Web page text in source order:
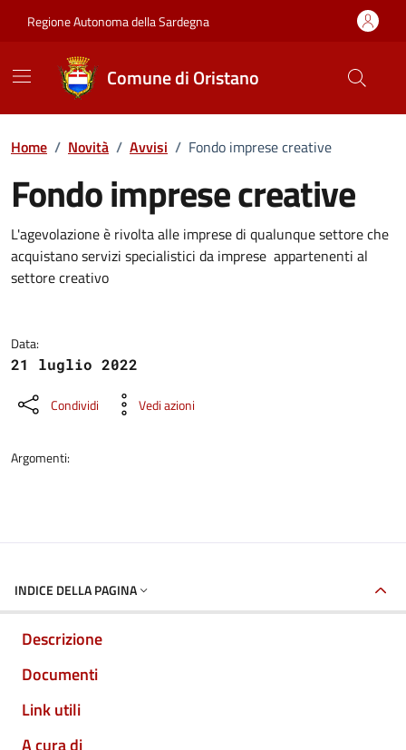
Regione Autonoma della Sardegna
Comune di Oristano
Home / Novità / Avvisi / Fondo imprese creative
Fondo imprese creative
Dettagli della notizia
L'agevolazione è rivolta alle imprese di qualunque settore che
acquistano servizi specialistici da imprese appartenenti al
settore creativo
Data:
21 luglio 2022
Condividi Vedi azioni
Argomenti:
INDICE DELLA PAGINA
Descrizione
Documenti
Link utili
A cura di